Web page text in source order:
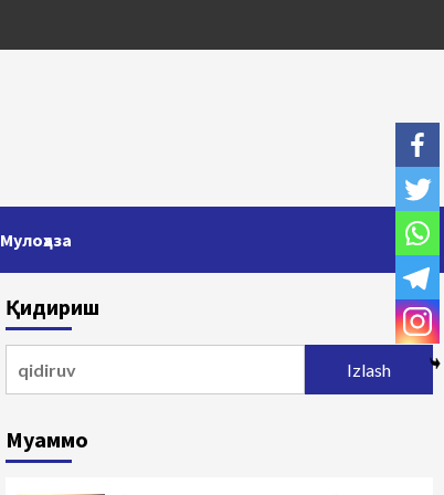
Мулоҳаза
Қидириш
Муаммо